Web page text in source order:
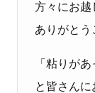
方々にお越
ありがとう
「粘りが
と皆さん